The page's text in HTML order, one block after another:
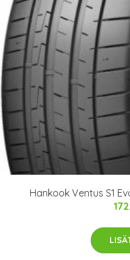
Hankook Ventus S1